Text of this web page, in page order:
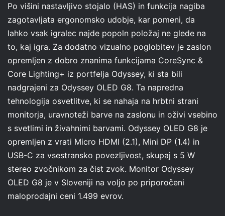
Po višini nastavljivo stojalo (HAS) in funkcija nagiba
zagotavljata ergonomsko udobje, kar pomeni, da
lahko vsak igralec najde popoln položaj ne glede na
to, kaj igra. Za dodatno vizualno poglobitev je zaslon
opremljen z dobro znanima funkcijama CoreSync &
Core Lighting+ iz portfelja Odyssey, ki sta bili
nadgrajeni za Odyssey OLED G8. Ta napredna
tehnologija osvetlitve, ki se nahaja na hrbtni strani
monitorja, uravnoteži barve na zaslonu in oživi vsebino
s svetlimi in živahnimi barvami. Odyssey OLED G8 je
opremljen z vrati Micro HDMI (2.1), Mini DP (1.4) in
USB-C za vsestransko povezljivost, skupaj s 5 W
stereo zvočnikom za čist zvok. Monitor Odyssey
OLED G8 je v Sloveniji na voljo po priporočeni
maloprodajni ceni 1.499 evrov.